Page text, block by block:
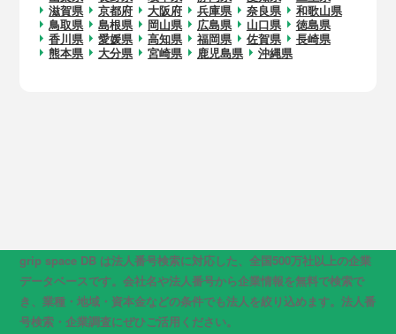
滋賀県
京都府 大阪府 兵庫県 奈良県
和歌山県
鳥取県
島根県 岡山県 広島県 山口県
徳島県
香川県
愛媛県 高知県 福岡県 佐賀県
長崎県
熊本県
大分県 宮崎県 鹿児島県 沖縄県
grip space DB は法人番号検索に対応した、全国500万社以上の企業
データベースです。会社名や法人番号から企業情報を無料で検索で
き、業種・地域・資本金などの条件でも法人を絞り込めます。法人番
号検索・企業調査にぜひご活用ください。